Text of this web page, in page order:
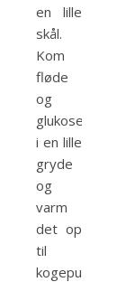
en lille
skål.
Kom
fløde
og
glukosesirup
i en lille
gryde
og
varm
det op
til
kogepunktet